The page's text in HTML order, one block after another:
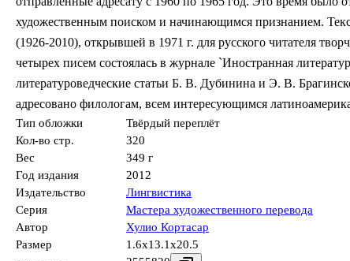
художественным поиском и начинающимся признанием.
(1926-2010), открывшей в 1971 г. для русского читателя
четырех писем состоялась в журнале `Иностранная
литературоведческие статьи Б. В. Дубинина и Э. В.
адресовано филологам, всем интересующимся
Тип обложки
Твёрдый переплёт
Кол-во стр.
320
Вес
349 г
Год издания
2012
Издательство
Лингвистика
Серия
Мастера художественного перевода
Автор
Хулио Кортасар
Размер
1.6x13.1x20.5